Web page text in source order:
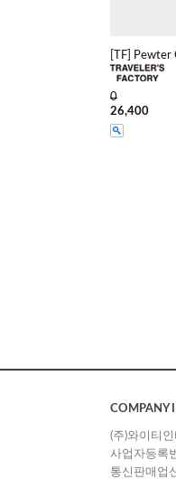
[TF]
0
26,400
COMPANY
(주)와이티
사업자등록
통신판매업